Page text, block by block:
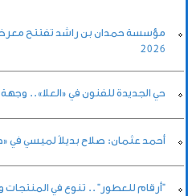
مؤسسة حمدان بن راشد تفتتح
2026
حي الجديدة للفنون في «العلا».. وجهة
أحمد عثمان: صلاح بديلاً لميسي في «حرب
"أرقام للعطور" .. تنوع في المنتجات